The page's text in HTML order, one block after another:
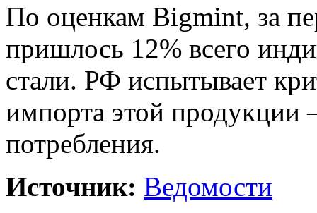
По оценкам Bigmint, за
пришлось 12% всего
стали. РФ испытывает
импорта этой продукции
потребления.
Источник: Ведомости